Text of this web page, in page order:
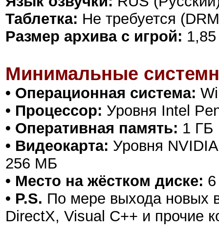
Таблетка: Не требуется
Размер архива с игрой:
Минимальные
• Операционная система:
• Процессор: Уровня Intel
• Оперативная память: 1 ГБ
• Видеокарта: Уровня
256 МБ
• Место на жёстком диске:
• P.S. По мере выхода новых
DirectX, Visual C++ и прочие